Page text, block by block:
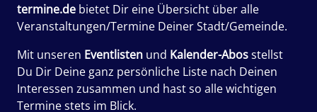
termine.de bietet Dir eine Übersicht über alle
Veranstaltungen/Termine Deiner Stadt/Gemeinde.
Mit unseren Eventlisten und Kalender-Abosstellst
Du Dir Deine ganz persönliche Liste nach Deinen
Interessen zusammen und hast so alle wichtigen
Termine stets im Blick.